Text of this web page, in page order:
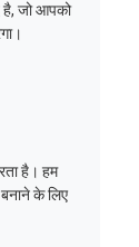
है, जो आपको
है। हम
के लिए